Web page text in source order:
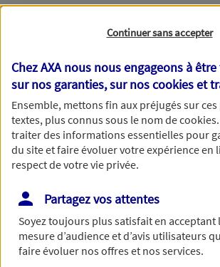
demande, nous vous répondrons
meilleurs délais par mail ou par
Votre message :
Vous disposez de droits sur les informations
plus d’informations,cliquez ici.
Continuer sans accepter
Chez AXA nous nous engageons à
sur nos garanties, sur noscookies et
Ensemble, mettons fin aux préjugés sur
textes, plus connus sous le nom decookies
traiter des informations essentielles pour
du site et faire évoluer votre expérience en
respect de votre vie privée.
Partagez vos attentes
Soyez toujours plus satisfait en acceptant
mesure d’audience et d’avis utilisateurs
faire évoluer nos offres et nos services.